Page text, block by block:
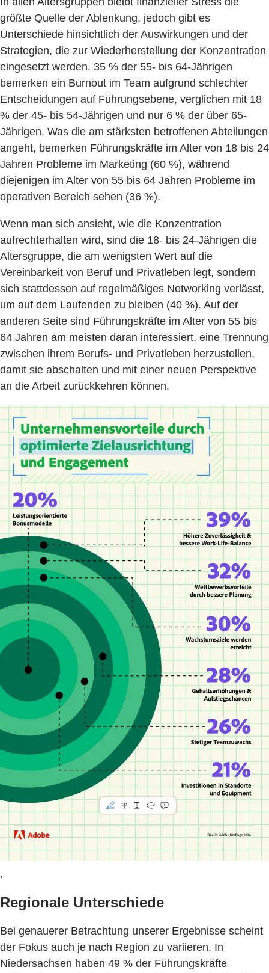
größte Quelle der Ablenkung, jedoch gibt es
Unterschiede hinsichtlich der Auswirkungen und der
Strategien, die zur Wiederherstellung der Konzentration
eingesetzt werden. 35 % der 55- bis 64-Jährigen
bemerken ein Burnout im Team aufgrund schlechter
Entscheidungen auf Führungsebene, verglichen mit 18
% der 45- bis 54-Jährigen und nur 6 % der über 65-
Jährigen. Was die am stärksten betroffenen Abteilungen
angeht, bemerken Führungskräfte im Alter von 18 bis 24
Jahren Probleme im Marketing (60 %), während
diejenigen im Alter von 55 bis 64 Jahren Probleme im
operativen Bereich sehen (36 %).
Wenn man sich ansieht, wie die Konzentration
aufrechterhalten wird, sind die 18- bis 24-Jährigen die
Altersgruppe, die am wenigsten Wert auf die
Vereinbarkeit von Beruf und Privatleben legt, sondern
sich stattdessen auf regelmäßiges Networking verlässt,
um auf dem Laufenden zu bleiben (40 %). Auf der
anderen Seite sind Führungskräfte im Alter von 55 bis
64 Jahren am meisten daran interessiert, eine Trennung
zwischen ihrem Berufs- und Privatleben herzustellen,
damit sie abschalten und mit einer neuen Perspektive
an die Arbeit zurückkehren können.
,
Regionale Unterschiede
Bei genauerer Betrachtung unserer Ergebnisse scheint
der Fokus auch je nach Region zu variieren. In
Niedersachsen haben 49 % der Führungskräfte